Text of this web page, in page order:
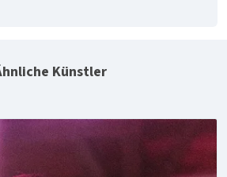
Künstler